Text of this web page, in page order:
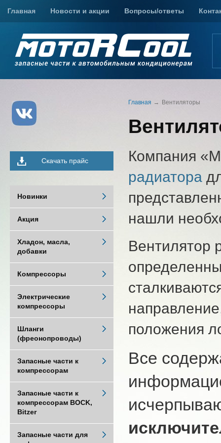
Главная Новости и акции Вопросы/ответы
Главная Вентиляторы
Компания
радиатора
нашли
Вентилятор
положения
Все
Скачать прайс
Новинки
Акция
Хладон, масла,
добавки
Компрессоры
Электрические
компрессоры
Шланги
(фреонопроводы)
Запасные части к
компрессорам
Запасные части к
компрессорам BOCK,
Bitzer
Запасные части для